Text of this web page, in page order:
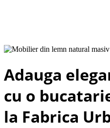
Adauga
cu o
la Fabrica